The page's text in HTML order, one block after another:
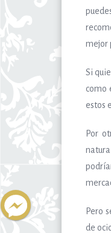
mejor
Si
como
estos
Por
Pero
de